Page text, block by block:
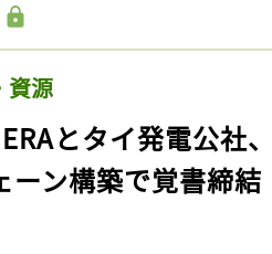
資源
とタイ発電公社
ーン構築で覚書締結